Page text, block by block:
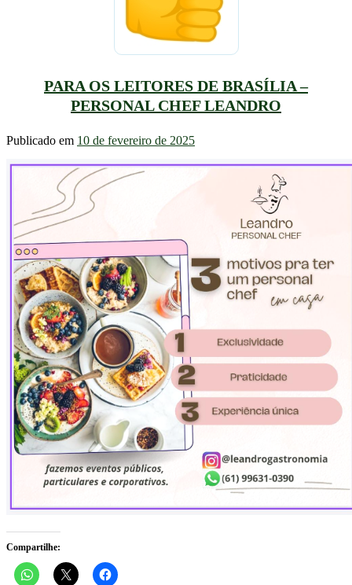
PARA OS LEITORES DE BRASÍLIA –
PERSONAL CHEF LEANDRO
Publicado em 10 de fevereiro de 2025
Compartilhe: